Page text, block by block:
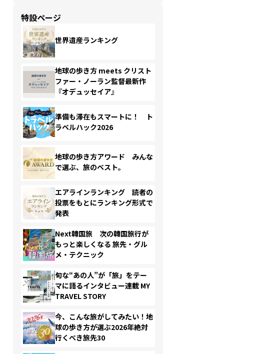
特設ページ
世界遺産ランキング
地球の歩き方 meets クリスト
ファー・ノーラン監督最新作
『オデュッセイア』
準備も滞在もスマートに！ ト
ラベルハック2026
地球の歩き方アワード みんな
で選ぶ、旅のベスト。
エアラインランキング 読者の
投票をもとにランキング形式で
発表
Next韓国旅 次の韓国旅行が
もっと楽しくなる 旅先・グル
メ・テクニック
旬な“あの人”が「旅」をテー
マに語るインタビュー連載 MY
TRAVEL STORY
今、こんな旅がしてみたい！地
球の歩き方が選ぶ2026年絶対
行くべき旅先30